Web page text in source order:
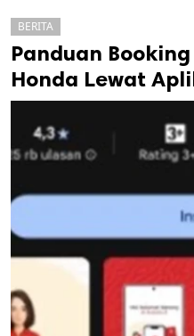
BERITA
Panduan
Honda Lewat